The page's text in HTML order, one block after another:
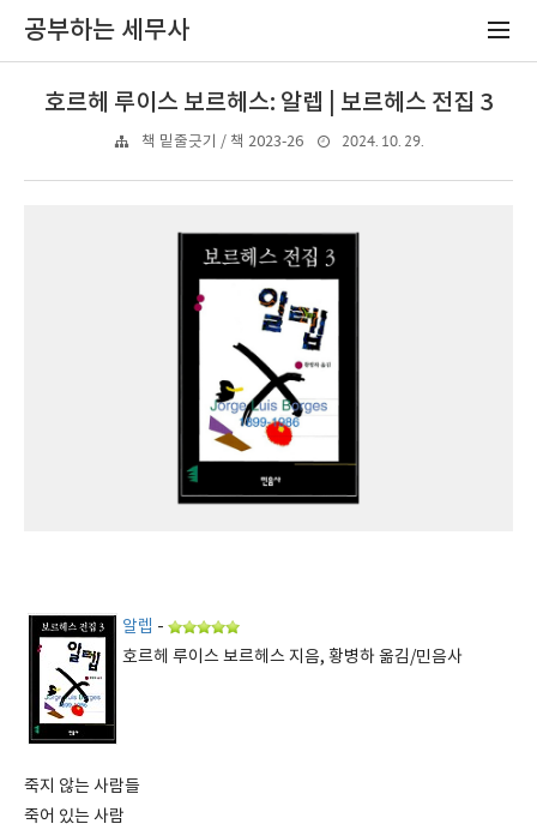
공부하는 세무사
호르헤 루이스 보르헤스: 알렙 | 보르헤스 전집 3
책 밑줄긋기 / 책 2023-26 2024. 10. 29.
알렙 -
호르헤 루이스 보르헤스 지음, 황병하 옮김/민음사
죽지 않는 사람들
죽어 있는 사람